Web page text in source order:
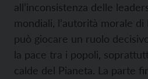
all’inconsistenza delle
mondiali, l’autorità morale di
può giocare un ruolo
la pace tra i popoli,
calde del Pianeta. La parte